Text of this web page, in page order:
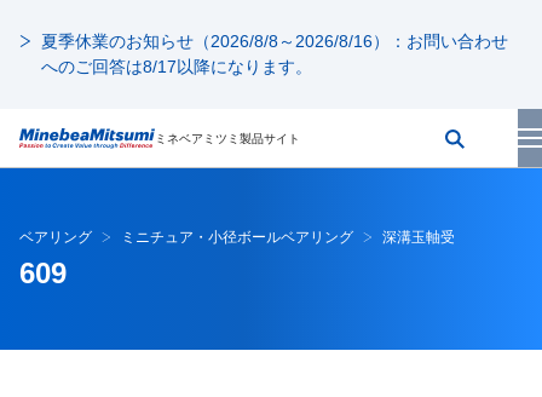
夏季休業のお知らせ（2026/8/8～2026/8/16）：お問い合わせ
へのご回答は8/17以降になります。
ミネベアミツミ製品サイト
ベアリング ミニチュア・小径ボールベアリング 深溝玉軸受
609